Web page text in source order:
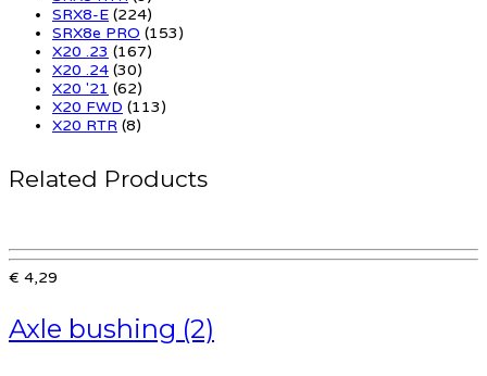
SRX8-E (224)
SRX8e PRO (153)
X20 .23 (167)
X20 .24 (30)
X20 '21 (62)
X20 FWD (113)
X20 RTR (8)
Related Products
€ 4,29
Axle bushing (2)